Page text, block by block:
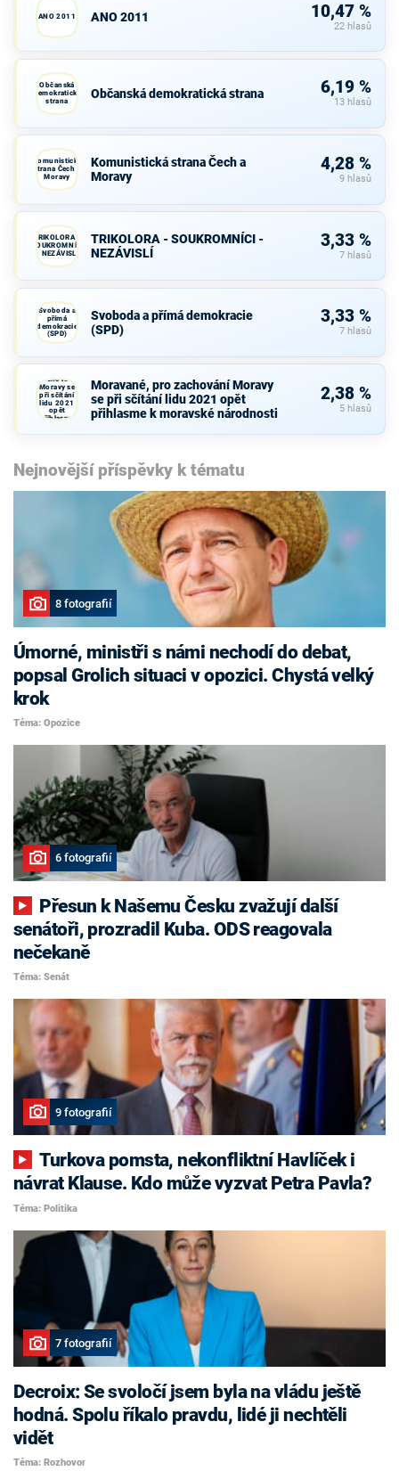
ANO 2011 ANO 2011 10,47 %
22 hlasů
Občanská
demokratická
strana
Občanská demokratická strana 6,19 %
13 hlasů
Komunistická
strana Čech a
Moravy
Komunistická strana Čech a
Moravy
4,28 %
9 hlasů
TRIKOLORA -
SOUKROMNÍCI
- NEZÁVISLÍ
TRIKOLORA - SOUKROMNÍCI -
NEZÁVISLÍ
3,33 %
7 hlasů
Svoboda a
přímá
demokracie
(SPD)
Svoboda a přímá demokracie
(SPD)
3,33 %
7 hlasů
Moravané,
zachování
Moravy se
při sčítání
lidu 2021
opět
přihlasme
Moravané, pro zachování Moravy
se při sčítání lidu 2021 opět
přihlasme k moravské národnosti
2,38 %
5 hlasů
Nejnovější příspěvky k tématu
8 fotografií
Úmorné, ministři s námi nechodí do debat,
popsal Grolich situaci v opozici. Chystá velký
krok
Téma: Opozice
6 fotografií
senátoři, prozradil Kuba. ODS reagovala
nečekaně
Téma: Senát
9 fotografií
Turkova pomsta, nekonfliktní Havlíček i
návrat Klause. Kdo může vyzvat Petra Pavla?
Téma: Politika
7 fotografií
Decroix: Se svoločí jsem byla na vládu ještě
hodná. Spolu říkalo pravdu, lidé ji nechtěli
vidět
Téma: Rozhovor